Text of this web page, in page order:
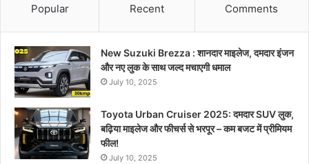
Popular Recent Comments
New Suzuki Brezza : शानदार माइलेज, दमदार इंजन
और नए लुक के साथ जल्द मचाएगी धमाल
July 10, 2025
Toyota Urban Cruiser 2025: दमदार SUV लुक,
बढ़िया माइलेज और फीचर्स से भरपूर – कम बजट में प्रीमियम
फील!
July 10, 2025